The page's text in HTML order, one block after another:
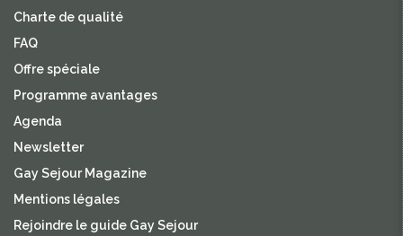
Charte de qualité
FAQ
Offre spéciale
Programme avantages
Agenda
Newsletter
Gay Sejour Magazine
Mentions légales
Rejoindre le guide Gay Sejour